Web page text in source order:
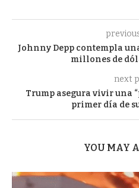
Johnny Depp contempla
millones de
next
Trump asegura vivir una
primer día de
YOU MAY